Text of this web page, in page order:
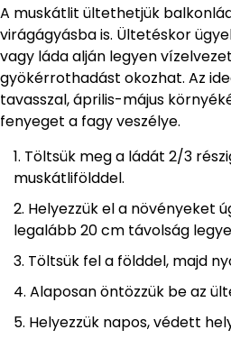
A muskátlit ültethetjük
virágágyásba is. Ültetéskor
vagy láda alján legyen
gyökérrothadást okozhat. Az
tavasszal, április-május
fenyeget a fagy veszélye.
Töltsük meg a ládát 2/3
muskátlifölddel.
Helyezzük el a növényeket
legalább 20 cm távolság
Töltsük fel a földdel, majd
Alaposan öntözzük be az
Helyezzük napos, védett